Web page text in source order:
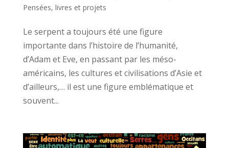
Pensées, livres et projets
Le serpent a toujours été une figure
importante dans l’histoire de l’humanité,
d’Adam et Eve, en passant par les méso-
américains, les cultures et civilisations d’Asie et
d’ailleurs,… il est une figure emblématique et
souvent...